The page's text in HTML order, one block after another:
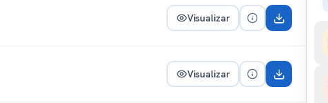
Visualizar
Visualizar